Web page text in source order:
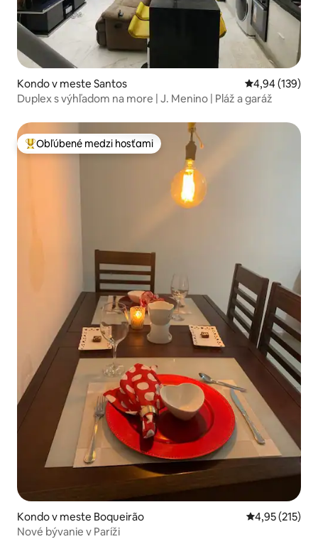
Kondo v meste Santos Priemerné
4,94 (139)
Duplex s výhľadom na more | J. Menino | Pláž a garáž
Najobľúbenejšie medzi hosťami
Obľúbené medzi hosťami
Kondo v meste Boqueirão Priemerné
4,95 (215)
Nové bývanie v Paríži